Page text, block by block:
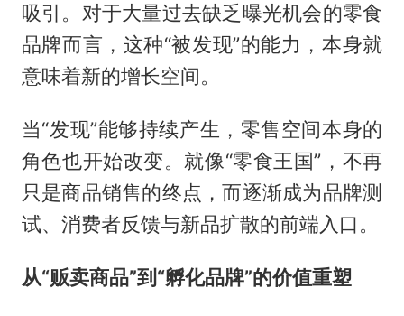
吸引。对于大量过去缺乏曝光机会的零食
品牌而言，这种“被发现”的能力，本身就
意味着新的增长空间。
当“发现”能够持续产生，零售空间本身的
角色也开始改变。就像“零食王国”，不再
只是商品销售的终点，而逐渐成为品牌测
试、消费者反馈与新品扩散的前端入口。
从“贩卖商品”到“孵化品牌”的价值重塑